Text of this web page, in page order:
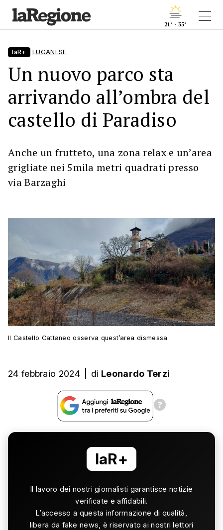
21° - 35°
laR+ LUGANESE
Un nuovo parco sta
arrivando all’ombra del
castello di Paradiso
Anche un frutteto, una zona relax e un’area
grigliate nei 5mila metri quadrati presso
via Barzaghi
Il Castello Cattaneo osserva quest’area dismessa
24 febbraio 2024 di Leonardo Terzi
laR+
Il lavoro dei nostri giornalisti garantisce notizie
verificate e affidabili.
L’accesso a questa informazione di qualità,
libera da fake news, è riservato ai nostri lettori